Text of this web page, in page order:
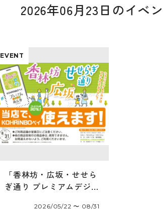
2026年06月23日のイベ
EVENT
「香林坊・広坂・せせら
ぎ通り プレミアムデジタ
2026/05/22 〜 08/31